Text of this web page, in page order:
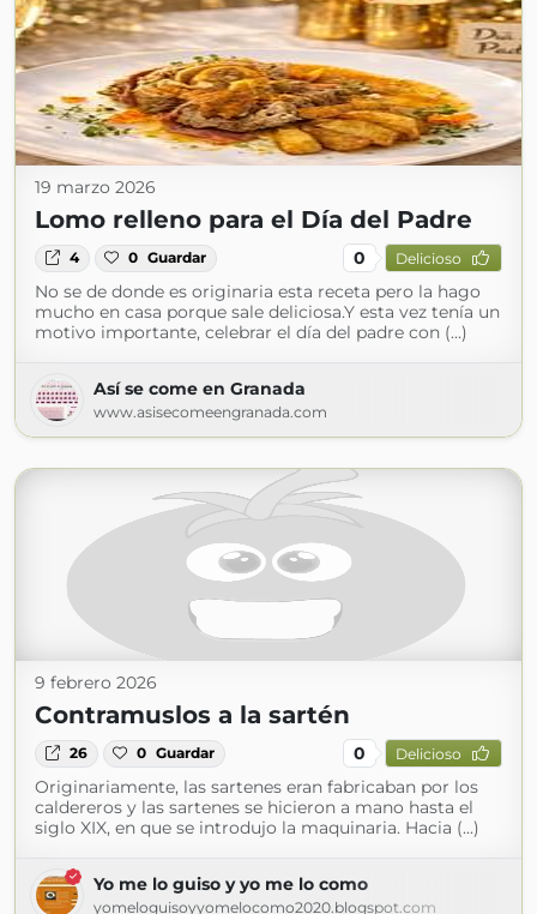
19 marzo 2026
Lomo relleno para el Día del Padre
4 0 Guardar 0 Delicioso
No se de donde es originaria esta receta pero la hago
mucho en casa porque sale deliciosa.Y esta vez tenía un
motivo importante, celebrar el día del padre con (...)
Así se come en Granada
www.asisecomeengranada.com
9 febrero 2026
Contramuslos a la sartén
26 0 Guardar 0 Delicioso
Originariamente, las sartenes eran fabricaban por los
caldereros y las sartenes se hicieron a mano hasta el
siglo XIX, en que se introdujo la maquinaria. Hacia (...)
Yo me lo guiso y yo me lo como
yomeloguisoyyomelocomo2020.blogspot.com